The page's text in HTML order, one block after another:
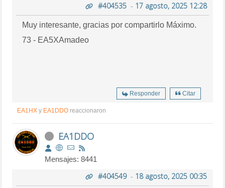
#404535- 17 agosto, 2025 12:28
Muy interesante, gracias por compartirlo Máximo.
73 - EA5XAmadeo
Responder Citar
EA1HX y EA1DDO reaccionaron
EA1DDO
Mensajes: 8441
#404549- 18 agosto, 2025 00:35